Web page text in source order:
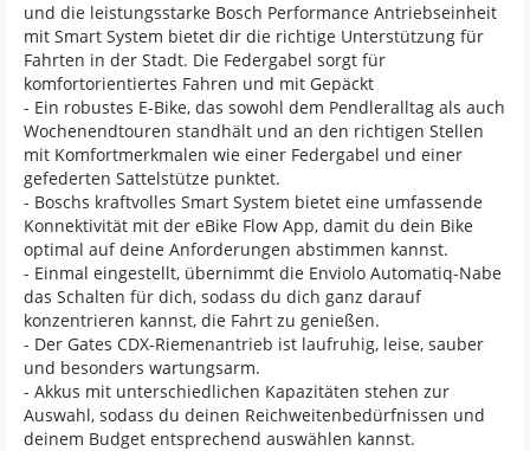
und die leistungsstarke Bosch Performance Antriebseinheit
mit Smart System bietet dir die richtige Unterstützung für
Fahrten in der Stadt. Die Federgabel sorgt für
komfortorientiertes Fahren und mit Gepäckt
- Ein robustes E-Bike, das sowohl dem Pendleralltag als auch
Wochenendtouren standhält und an den richtigen Stellen
mit Komfortmerkmalen wie einer Federgabel und einer
gefederten Sattelstütze punktet.
- Boschs kraftvolles Smart System bietet eine umfassende
Konnektivität mit der eBike Flow App, damit du dein Bike
optimal auf deine Anforderungen abstimmen kannst.
- Einmal eingestellt, übernimmt die Enviolo Automatiq-Nabe
das Schalten für dich, sodass du dich ganz darauf
konzentrieren kannst, die Fahrt zu genießen.
- Der Gates CDX-Riemenantrieb ist laufruhig, leise, sauber
und besonders wartungsarm.
- Akkus mit unterschiedlichen Kapazitäten stehen zur
Auswahl, sodass du deinen Reichweitenbedürfnissen und
deinem Budget entsprechend auswählen kannst.